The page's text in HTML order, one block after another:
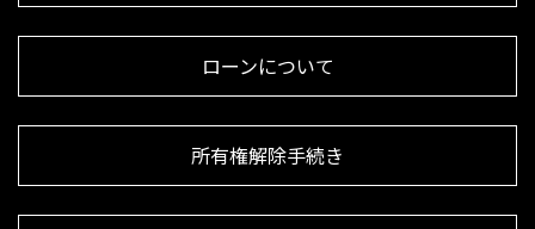
ローンについて
所有権解除手続き